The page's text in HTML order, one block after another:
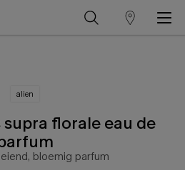
winkelzoeker
alien
florale eau de
bloemig parfum